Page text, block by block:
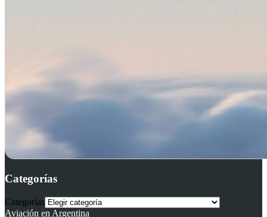
Categorías
Categorías
Aviación en Argentina